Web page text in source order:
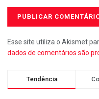
Esse site utiliza o Akismet
dados de comentários são
Tendência